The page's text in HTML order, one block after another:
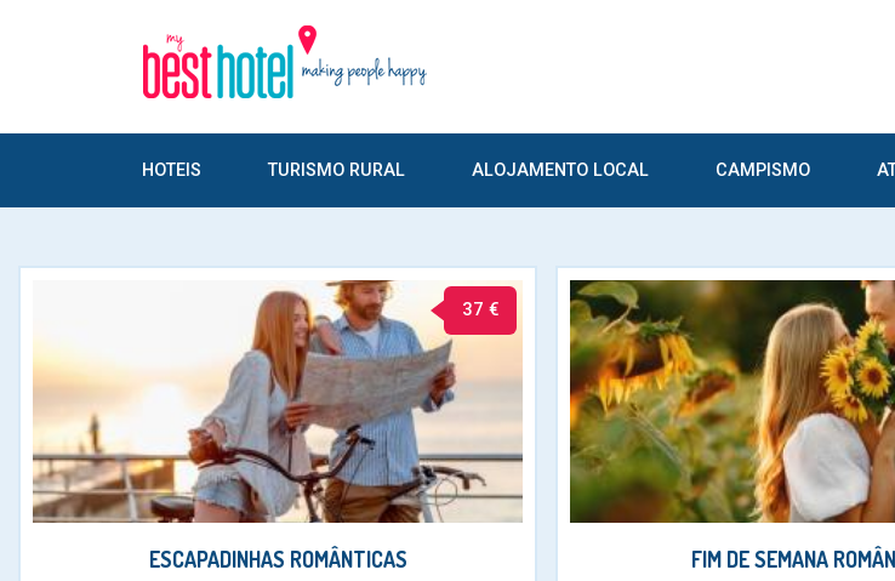
HOTEIS TURISMO RURAL ALOJAMENTO LOCAL CAMPISMO
37 €
ESCAPADINHAS ROMÂNTICAS FIM DE SEMANA